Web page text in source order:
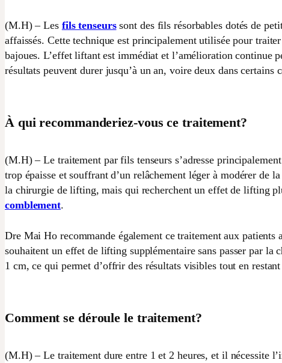
(M.H) – Les fils tenseurssont des fils résorbables dotés de
affaissés. Cette technique est principalement utilisée pour
bajoues. L’effet liftant est immédiat et l’amélioration continue
résultats peuvent durer jusqu’à un an, voire deux dans certains
À qui recommanderiez-vous ce traitement?
(M.H) – Le traitement par fils tenseurs s’adresse
trop épaisse et souffrant d’un relâchement léger à modérer de
la chirurgie de lifting, mais qui recherchent un effet de lifting
comblement.
Dre Mai Ho recommande également ce traitement aux patients
souhaitent un effet de lifting supplémentaire sans passer par
1 cm, ce qui permet d’offrir des résultats visibles tout en
Comment se déroule le traitement?
(M.H) – Le traitement dure entre 1 et 2 heures, et il nécessite